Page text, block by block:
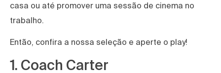
casa ou até promover uma sessão de cinema no
trabalho.
Então, confira a nossa seleção e aperte o play!
1. Coach Carter